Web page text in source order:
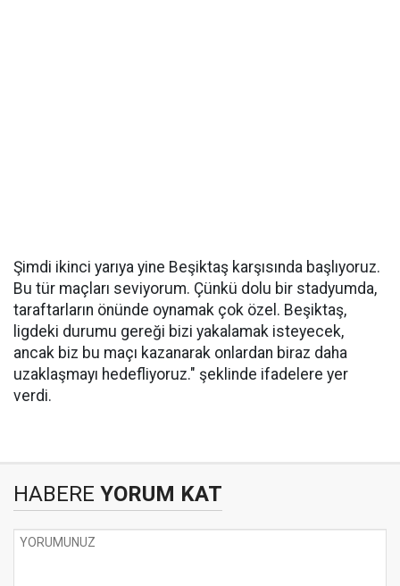
Şimdi ikinci yarıya yine Beşiktaş karşısında başlıyoruz.
Bu tür maçları seviyorum. Çünkü dolu bir stadyumda,
taraftarların önünde oynamak çok özel. Beşiktaş,
ligdeki durumu gereği bizi yakalamak isteyecek,
ancak biz bu maçı kazanarak onlardan biraz daha
uzaklaşmayı hedefliyoruz." şeklinde ifadelere yer
verdi.
HABERE YORUM KAT